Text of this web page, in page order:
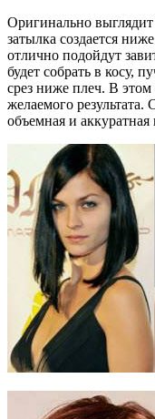
Оригинально
затылка создается
отлично подойдут
будет собрать в косу,
срез ниже плеч. В этом
желаемого
объемная и аккуратная